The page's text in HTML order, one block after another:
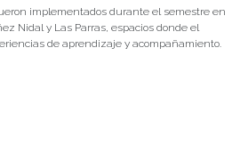
implementados durante el semestre en
Nidal y Las Parras, espacios donde el
de aprendizaje y acompañamiento.